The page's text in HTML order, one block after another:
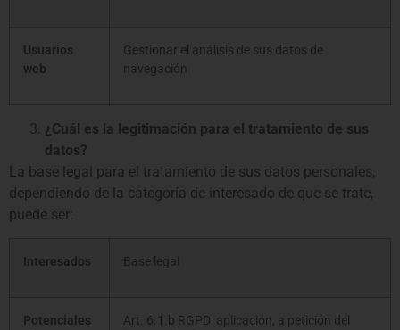
Usuarios
web
Gestionar el análisis de sus datos de
navegación
¿Cuál es la legitimación para el tratamiento de sus
datos?
La base legal para el tratamiento de sus datos personales,
dependiendo de la categoría de interesado de que se trate,
puede ser:
Interesados Base legal
Potenciales
Art. 6.1.b RGPD: aplicación, a petición del